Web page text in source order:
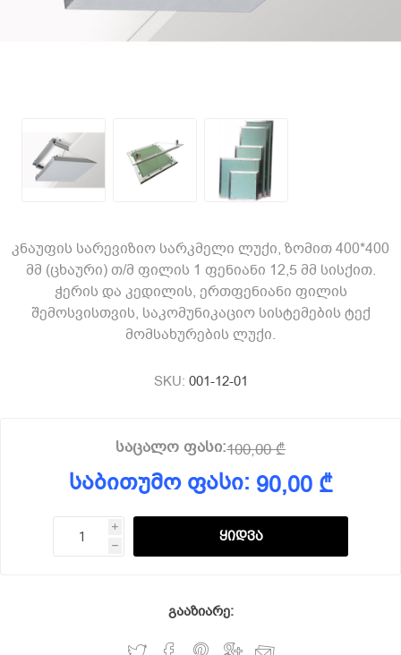
კნაუფის სარევიზიო სარკმელი ლუქი, ზომით 400*400
მმ (ცხაური) თ/მ ფილის 1 ფენიანი 12,5 მმ სისქით.
ჭერის და კედილის, ერთფენიანი ფილის
შემოსვისთვის, საკომუნიკაციო სისტემების ტექ
მომსახურების ლუქი.
SKU: 001-12-01
საცალო ფასი:100,00 ₾
საბითუმო ფასი: 90,00 ₾
i
h
გააზიარე: